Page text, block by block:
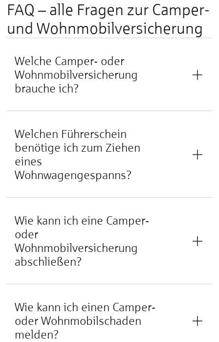
FAQ – alle Fragen zur Camper-
und Wohnmobilversicherung
Welche Camper- oder
Wohnmobilversicherung
brauche ich?
Welchen Führerschein
benötige ich zum Ziehen
eines
Wohnwagengespanns?
Wie kann ich eine Camper-
oder
Wohnmobilversicherung
abschließen?
Wie kann ich einen Camper-
oder Wohnmobilschaden
melden?